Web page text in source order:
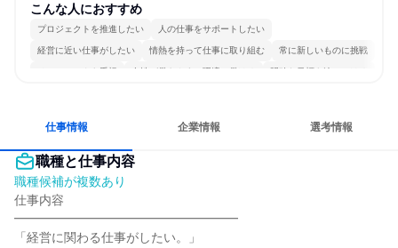
こんな人におすすめ
プロジェクトを推進したい 人の仕事をサポートしたい
経営に近い仕事がしたい 情熱を持って仕事に取り組む 常に新しいものに挑戦
チームワークを重視 女性が働きやすい環境で働ける 明確な目標を追いかける
仕事情報 企業情報 選考情報
職種と仕事内容
職種候補が複数あり
仕事内容
━━━━━━━━━━━━━━━━━━
「経営に関わる仕事がしたい。」